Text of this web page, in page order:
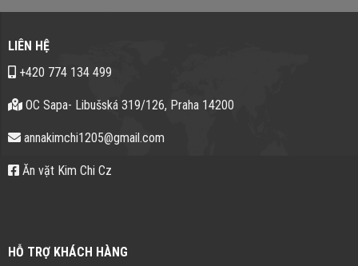
LIÊN HỆ
+420 774 134 499
OC Sapa- Libušská 319/126, Praha 14200
annakimchi1205@gmail.com
Ăn vặt Kim Chi Cz
HỖ TRỢ KHÁCH HÀNG